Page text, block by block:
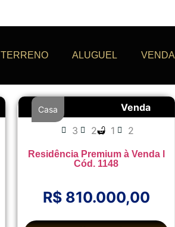
TERRENO ALUGUEL VENDA
Venda
Casa
3 2 1 2
Residência Premium à Venda l
Cód. 1148
R$ 810.000,00